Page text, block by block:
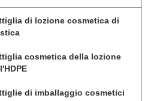
di lozione cosmetica di
cosmetica della lozione
di imballaggio cosmetici